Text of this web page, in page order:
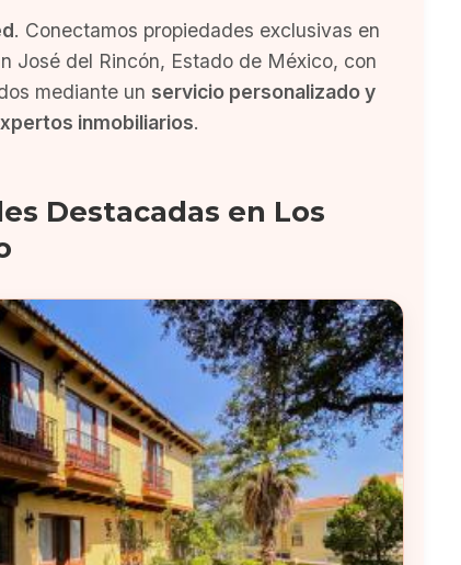
. Conectamos propiedades exclusivas en
José del Rincón, Estado de México, con
mediante un servicio personalizado y
inmobiliarios.
Destacadas en Los